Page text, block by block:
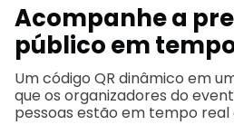
Acompanhe a
público em
Um código QR dinâmico em
que os organizadores do
pessoas estão em tempo real